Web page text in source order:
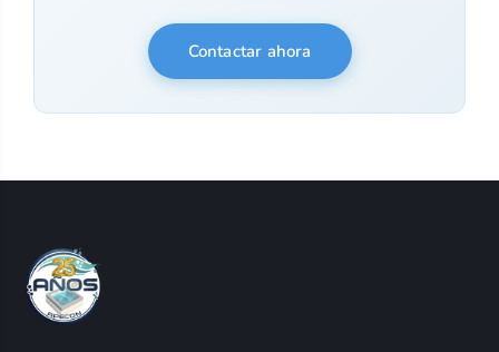
Contactar ahora